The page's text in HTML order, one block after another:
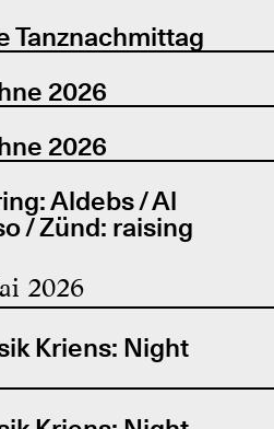
Tanznachmittag
2026
2026
Aldebs / Al
/ Zünd: raising
2026
Kriens: Night